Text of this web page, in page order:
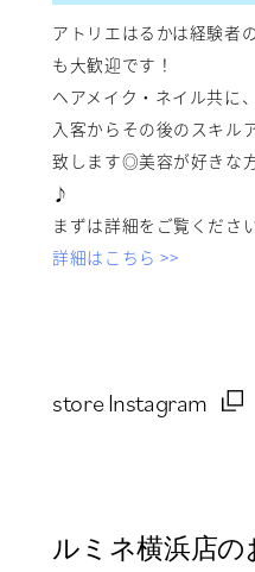
アトリエはるかは経験者
も大歓迎です！
ヘアメイク・ネイル共に
入客からその後のスキル
致します◎美容が好きな
♪
まずは詳細をご覧くださ
詳細はこちら >>
store Instagram
ルミネ横浜店